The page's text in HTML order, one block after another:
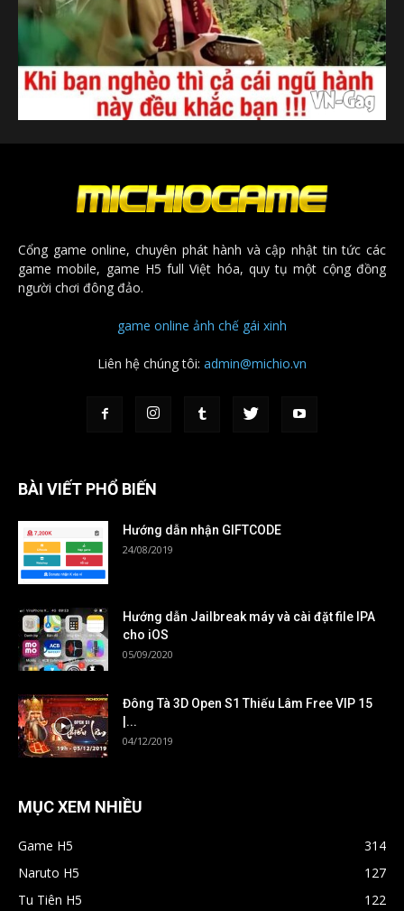
Cổng game online, chuyên phát hành và cập nhật tin tức các
game mobile, game H5 full Việt hóa, quy tụ một cộng đồng
người chơi đông đảo.
game online ảnh chế gái xinh
Liên hệ chúng tôi: admin@michio.vn
BÀI VIẾT PHỔ BIẾN
Hướng dẫn nhận GIFTCODE
24/08/2019
Hướng dẫn Jailbreak máy và cài đặt file IPA
cho iOS
05/09/2020
Đông Tà 3D Open S1 Thiếu Lâm Free VIP 15
|...
04/12/2019
MỤC XEM NHIỀU
Game H5
314
Naruto H5
127
Tu Tiên H5
122